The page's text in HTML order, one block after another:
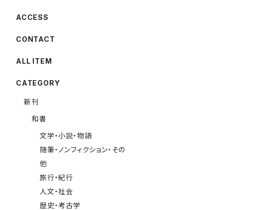
ACCESS
CONTACT
ALL ITEM
CATEGORY
新刊
和書
文学・小説・物語
随筆・ノンフィクション・その
他
旅行・紀行
人文・社会
歴史・考古学